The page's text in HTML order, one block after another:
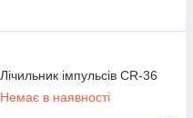
Лічильник імпульсів CR-36
Немає в наявності